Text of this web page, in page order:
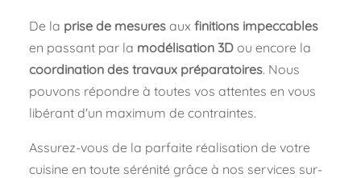
De la prise de mesuresaux finitions impeccables
en passant par la modélisation 3Dou encore la
coordination des travaux préparatoires. Nous
pouvons répondre à toutes vos attentes en vous
libérant d'un maximum de contraintes.
Assurez-vous de la parfaite réalisation de votre
cuisine en toute sérénité grâce à nos services sur-